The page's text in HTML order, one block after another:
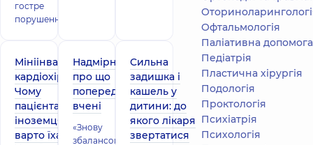
гостре
порушення мо
Мініінвазивна
кардіохірургія.
Чому
пацієнтам-
іноземцям
варто їхати в
Надмірна вага:
про що
попереджають
вчені
«Знову
збалансоване
Сильна
задишка і
кашель у
дитини: до
якого лікаря
звертатися
Офтальмологія
Паліативна допомога
Педіатрія
Пластична хірургія
Подологiя
Проктологія
Психіатрія
Психологія